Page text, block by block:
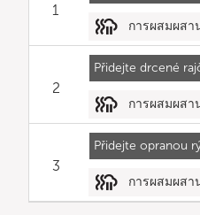
1
การผสมผสา
Přidejte drcené
2
การผสมผสา
Přidejte opranou
3
การผสมผสา